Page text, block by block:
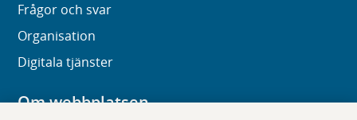
Frågor och svar
Organisation
Digitala tjänster
Om webbplatsen